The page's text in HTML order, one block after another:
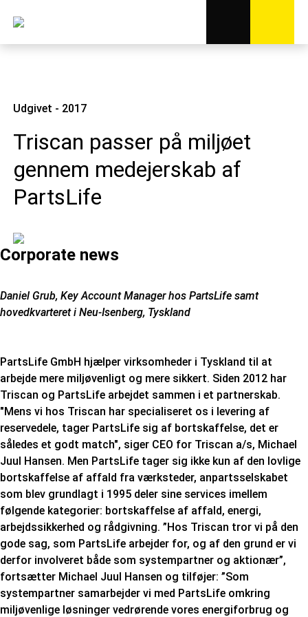
Udgivet - 2017
Triscan passer på miljøet
gennem medejerskab af
PartsLife
Corporate news
Daniel Grub, Key Account Manager hos PartsLife samt
hovedkvarteret i Neu-Isenberg, Tyskland
PartsLife GmbH hjælper virksomheder i Tyskland til at
arbejde mere miljøvenligt og mere sikkert. Siden 2012 har
Triscan og PartsLife arbejdet sammen i et partnerskab.
"Mens vi hos Triscan har specialiseret os i levering af
reservedele, tager PartsLife sig af bortskaffelse, det er
således et godt match", siger CEO for Triscan a/s, Michael
Juul Hansen. Men PartsLife tager sig ikke kun af den lovlige
bortskaffelse af affald fra værksteder, anpartsselskabet
som blev grundlagt i 1995 deler sine services imellem
følgende kategorier: bortskaffelse af affald, energi,
arbejdssikkerhed og rådgivning. ”Hos Triscan tror vi på den
gode sag, som PartsLife arbejder for, og af den grund er vi
derfor involveret både som systempartner og aktionær”,
fortsætter Michael Juul Hansen og tilføjer: ”Som
systempartner samarbejder vi med PartsLife omkring
miljøvenlige løsninger vedrørende vores energiforbrug og